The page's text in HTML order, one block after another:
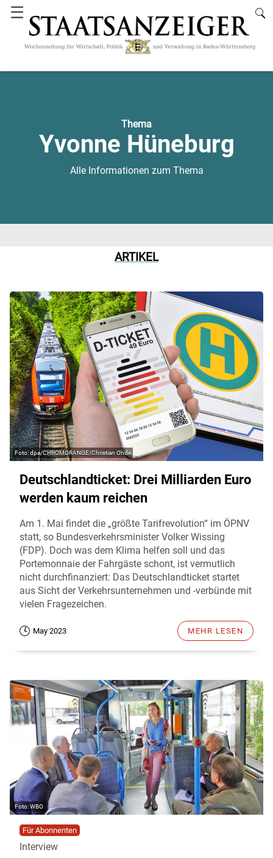
☰
Thema
Yvonne Hüneburg
Alle Informationen zum Thema
ARTIKEL
dpa/CHROMORANGE/Christian Ohde
Deutschlandticket: Drei Milliarden Euro
werden kaum reichen
Am 1. Mai findet die „größte Tarifrevolution“ im ÖPNV
statt, so Bundesverkehrsminister Volker Wissing
(FDP). Doch was dem Klima helfen soll und das
Portemonnaie der Fahrgäste schont, ist vermutlich
nicht durchfinanziert: Das Deutschlandticket startet
aus Sicht der Verkehrsunternehmen und -verbünde mit
vielen Fragezeichen.
May 2023 MEHR LESEN
WBO
Für Abonnenten
Interview